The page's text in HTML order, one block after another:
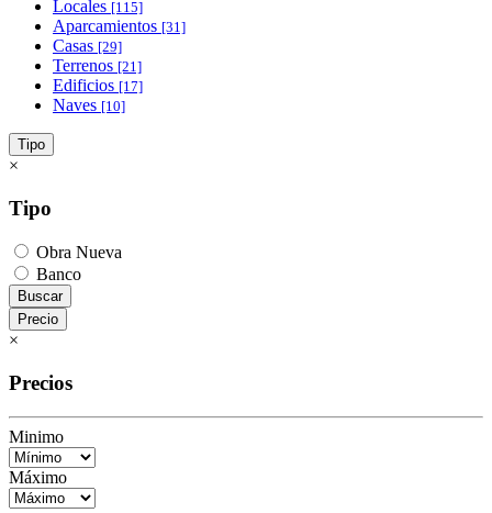
Locales [115]
Aparcamientos [31]
Casas [29]
Terrenos [21]
Edificios [17]
Naves [10]
Tipo
×
Tipo
Obra Nueva
Banco
Buscar
Precio
×
Precios
Minimo
Máximo